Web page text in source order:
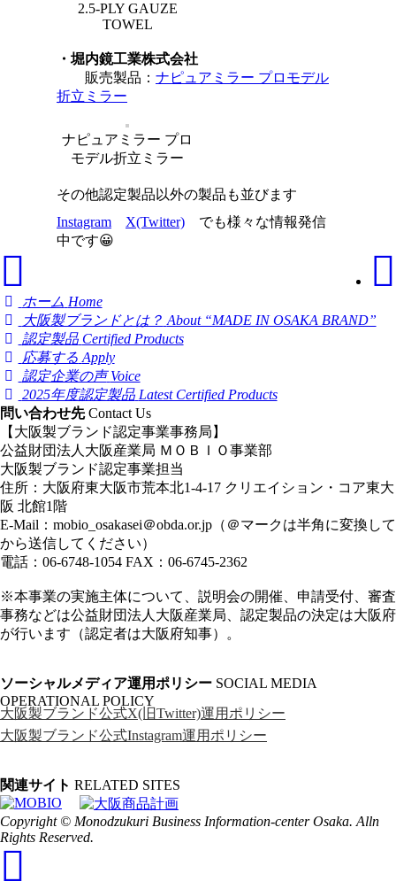
2.5-PLY GAUZE
TOWEL
・堀内鏡工業株式会社
販売製品： ナピュアミラー プロモデル
折立ミラー
ナピュアミラー プロ
モデル折立ミラー
その他認定製品以外の製品も並びます
Instagram
X(Twitter) でも様々な情報発信
中です😀
ホーム Home
大阪製ブランドとは？ About “MADE IN OSAKA BRAND”
認定製品 Certified Products
応募する Apply
認定企業の声 Voice
2025年度認定製品 Latest Certified Products
問い合わせ先 Contact Us
【大阪製ブランド認定事業事務局】
公益財団法人大阪産業局 ＭＯＢＩＯ事業部
大阪製ブランド認定事業担当
住所：大阪府東大阪市荒本北1-4-17 クリエイション・コア東大
阪 北館1階
E-Mail： mobio_osakasei＠obda.or.jp （＠マークは半角に変換して
から送信してください）
電話：06-6748-1054 FAX：06-6745-2362
※本事業の実施主体について、説明会の開催、申請受付、審査
事務などは公益財団法人大阪産業局、認定製品の決定は大阪府
が行います（認定者は大阪府知事）。
ソーシャルメディア運用ポリシー SOCIAL MEDIA
OPERATIONAL POLICY
大阪製ブランド公式X(旧Twitter)運用ポリシー
大阪製ブランド公式Instagram運用ポリシー
関連サイト RELATED SITES
Copyright © Monodzukuri Business Information-center Osaka. Alln
Rights Reserved.